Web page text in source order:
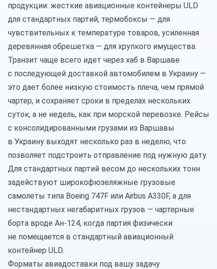
продукции: жесткие авиационные контейнеры ULD
для стандартных партий, термобоксы — для
чувствительных к температуре товаров, усиленная
деревянная обрешетка — для хрупкого имущества.
Транзит чаще всего идет через хаб в Варшаве
с последующей доставкой автомобилем в Украину —
это дает более низкую стоимость плеча, чем прямой
чартер, и сохраняет сроки в пределах нескольких
суток, а не недель, как при морской перевозке. Рейсы
с консолидированными грузами из Варшавы
в Украину выходят несколько раз в неделю, что
позволяет подстроить отправление под нужную дату.
Для стандартных партий весом до нескольких тонн
задействуют широкофюзеляжные грузовые
самолеты типа Boeing 747F или Airbus A330F, а для
нестандартных негабаритных грузов — чартерные
борта вроде Ан-124, когда партия физически
не помещается в стандартный авиационный
контейнер ULD.
Форматы авиадоставки под вашу задачу